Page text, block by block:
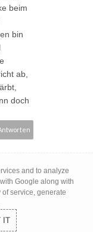
beim
bin
ab,
doch
♥
and to analyze
Google along with
service, generate
IT